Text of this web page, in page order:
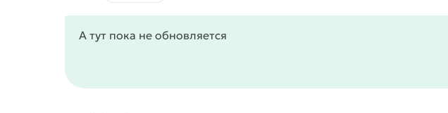
А тут пока не обновляется